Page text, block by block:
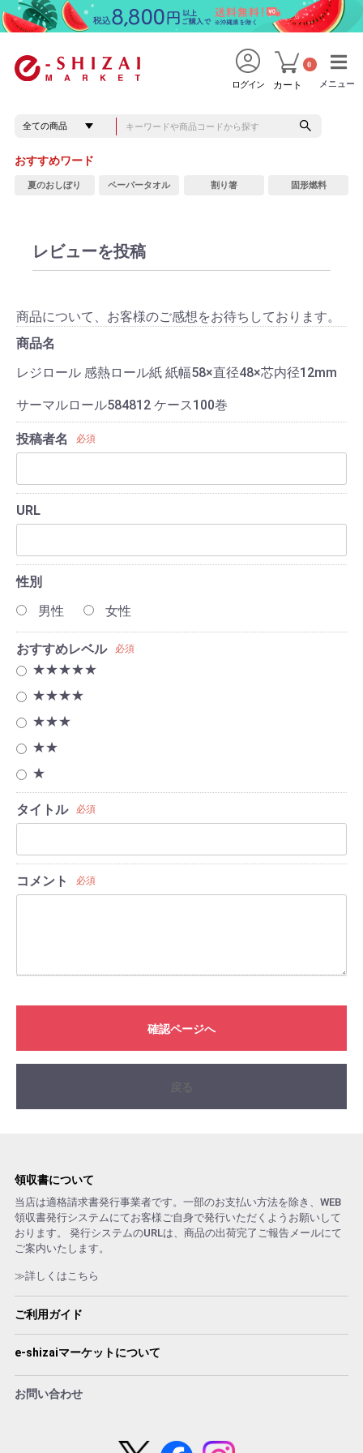
メニュー
メニュー
ログイン カート
0
おすすめワード
夏のおしぼり ペーパータオル 割り箸 固形燃料
レビューを投稿
商品について、お客様のご感想をお待ちしております。
商品名
レジロール 感熱ロール紙 紙幅58×直径48×芯内径12mm
サーマルロール584812 ケース100巻
投稿者名 必須
URL
性別
男性
女性
おすすめレベル 必須
★★★★★
★★★★
★★★
★★
★
タイトル 必須
コメント 必須
確認ページへ
領収書について
当店は適格請求書発行事業者です。一部のお支払い方法を除き、WEB
領収書発行システムにてお客様ご自身で発行いただくようお願いして
おります。 発行システムのURLは、商品の出荷完了ご報告メールにて
ご案内いたします。
≫詳しくはこちら
ご利用ガイド
e-shizaiマーケットについて
お問い合わせ